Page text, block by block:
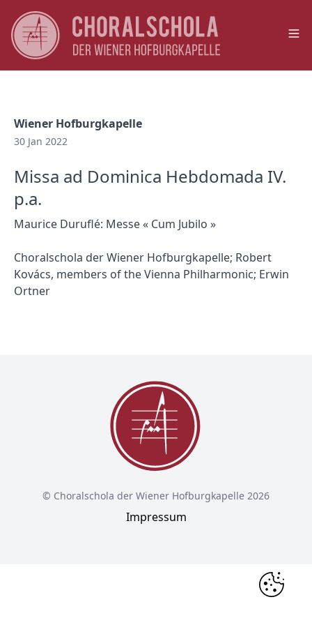
Wiener Hofburgkapelle
30 Jan 2022
Missa ad Dominica Hebdomada IV.
p.a.
Maurice Duruflé: Messe « Cum Jubilo »
Choralschola der Wiener Hofburgkapelle; Robert
Kovács, members of the Vienna Philharmonic; Erwin
Ortner
© Choralschola der Wiener Hofburgkapelle 2026
Impressum